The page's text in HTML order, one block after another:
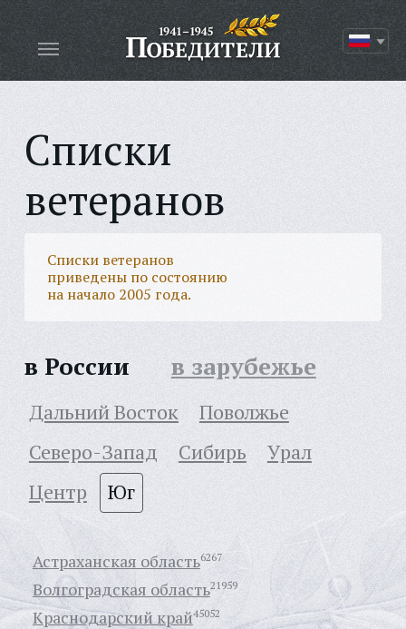
Списки
ветеранов
Списки ветеранов
приведены по состоянию
на начало 2005 года.
в России в зарубежье
Дальний Восток
Поволжье
Северо-Запад
Сибирь
Урал
Центр
Юг
Астраханская область6267
Волгоградская область21959
Краснодарский край45052